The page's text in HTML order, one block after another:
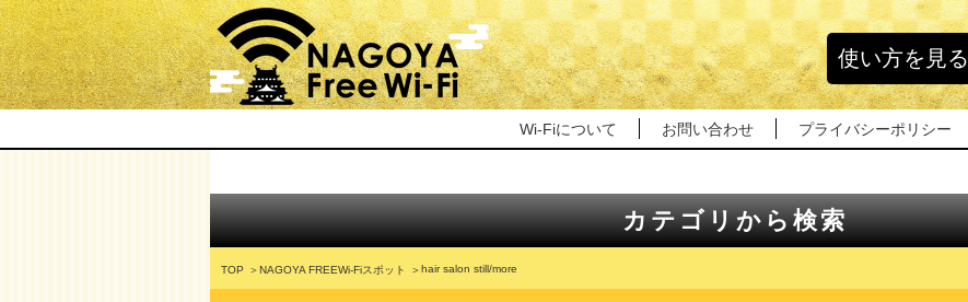
使い方を見る
Wi-Fiについて お問い合わせ プライバシーポリシー
カテゴリから検索
TOP NAGOYA FREEWi-Fiスポット hair salon still/more